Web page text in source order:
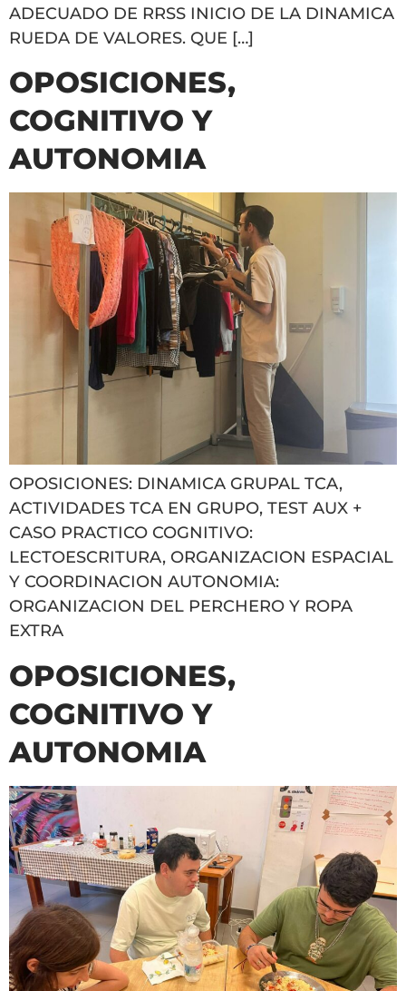
ADECUADO DE RRSS INICIO DE LA DINAMICA
RUEDA DE VALORES. QUE […]
OPOSICIONES,
COGNITIVO Y
AUTONOMIA
OPOSICIONES: DINAMICA GRUPAL TCA,
ACTIVIDADES TCA EN GRUPO, TEST AUX +
CASO PRACTICO COGNITIVO:
LECTOESCRITURA, ORGANIZACION ESPACIAL
Y COORDINACION AUTONOMIA:
ORGANIZACION DEL PERCHERO Y ROPA
EXTRA
OPOSICIONES,
COGNITIVO Y
AUTONOMIA